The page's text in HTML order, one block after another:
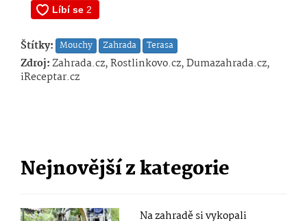
Štítky: Mouchy Zahrada Terasa
Zdroj:Zahrada.cz, Rostlinkovo.cz, Dumazahrada.cz,
iReceptar.cz
Nejnovější z kategorie
Na zahradě si vykopali